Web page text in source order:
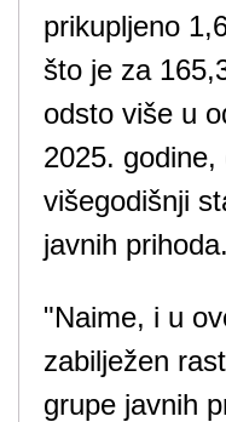
prikupljeno
što je za
odsto više u
2025.
višegodišnji
javnih prihoda.
"Naime, i u
zabilježen
grupe javnih